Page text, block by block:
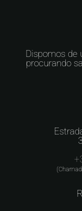
Dispomos de
procurando